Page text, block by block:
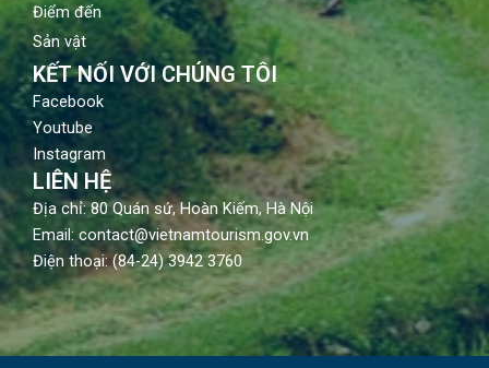
Điểm đến
Sản vật
KẾT NỐI VỚI CHÚNG TÔI
Facebook
Youtube
Instagram
LIÊN HỆ
Địa chỉ: 80 Quán sứ, Hoàn Kiếm, Hà Nội
Email: contact@vietnamtourism.gov.vn
Điện thoại: (84-24) 3942 3760